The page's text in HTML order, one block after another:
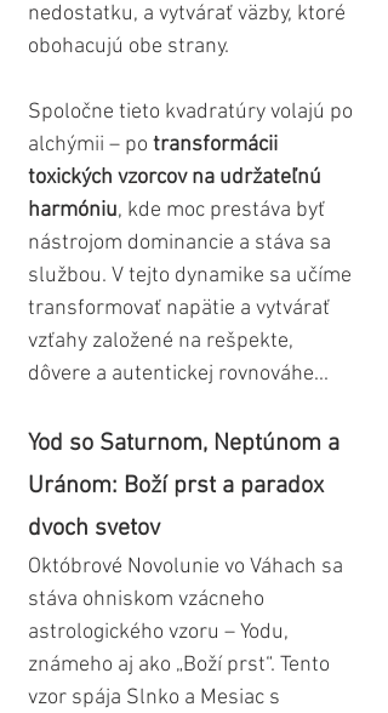
nedostatku, a vytvárať väzby, ktoré
obohacujú obe strany.
Spoločne tieto kvadratúry volajú po
alchýmii – po transformácii
toxických vzorcov na udržateľnú
harmóniu, kde moc prestáva byť
nástrojom dominancie a stáva sa
službou. V tejto dynamike sa učíme
transformovať napätie a vytvárať
vzťahy založené na rešpekte,
dôvere a autentickej rovnováhe...
Yod so Saturnom, Neptúnom a
Uránom: Boží prst a paradox
dvoch svetov
Októbrové Novolunie vo Váhach sa
stáva ohniskom vzácneho
astrologického vzoru – Yodu,
známeho aj ako „Boží prst“. Tento
vzor spája Slnko a Mesiac s